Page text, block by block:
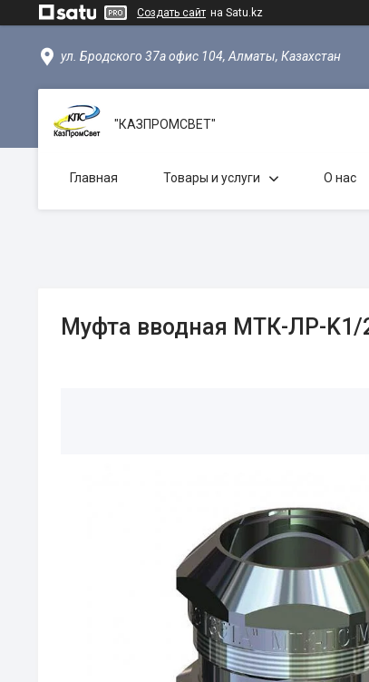
Создать сайт на Satu.kz
ул. Бродского 37а офис 104, Алматы, Казахстан
"КАЗПРОМСВЕТ"
Главная Товары и услуги О нас
Муфта вводная МТК-ЛР-K1/